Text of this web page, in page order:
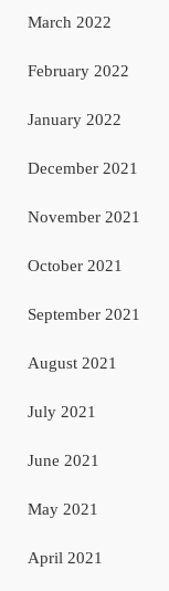
March 2022
February 2022
January 2022
December 2021
November 2021
October 2021
September 2021
August 2021
July 2021
June 2021
May 2021
April 2021